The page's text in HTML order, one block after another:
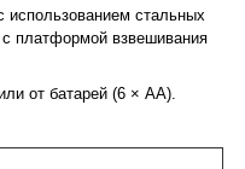
использованием стальных
платформой взвешивания
от батарей (6 × AA).